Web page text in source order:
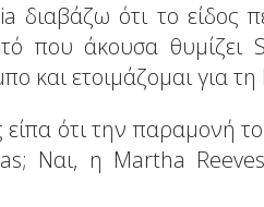
διαβάζω ότι το είδος
που άκουσα θυμίζει
και ετοιμάζομαι για
είπα ότι την παραμονή
Ναι, η Μartha